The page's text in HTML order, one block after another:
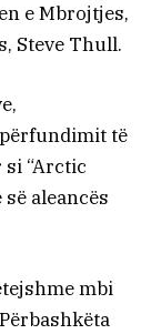
e Mbrojtjes,
Steve Thull.
të
“Arctic
aleancës
mbi